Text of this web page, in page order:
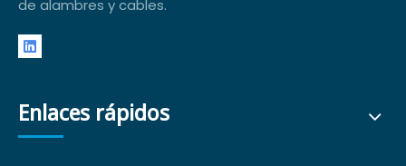
de alambres y cables.
Enlaces rápidos